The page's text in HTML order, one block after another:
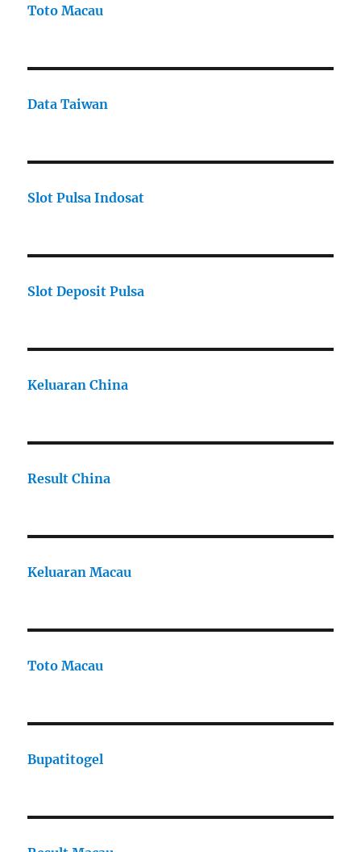
Toto Macau
Data Taiwan
Slot Pulsa Indosat
Slot Deposit Pulsa
Keluaran China
Result China
Keluaran Macau
Toto Macau
Bupatitogel